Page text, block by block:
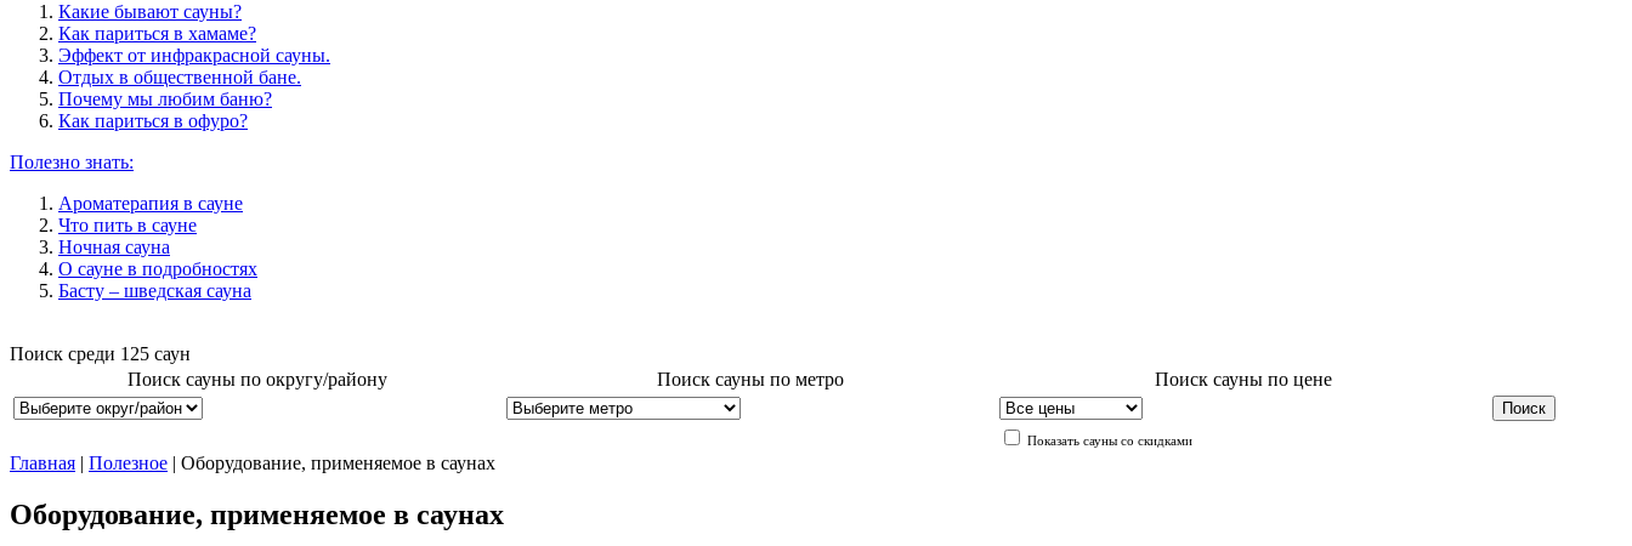
Какие бывают сауны?
Как париться в хамаме?
Эффект от инфракрасной сауны.
Отдых в общественной бане.
Почему мы любим баню?
Как париться в офуро?
Полезно знать:
Ароматерапия в сауне
Что пить в сауне
Ночная сауна
О сауне в подробностях
Басту – шведская сауна
Поиск среди 125 саун
Поиск сауны по округу/району
Поиск сауны по метро Поиск сауны по цене
Показать сауны со скидками
Главная | Полезное | Оборудование, применяемое в саунах
Оборудование, применяемое в саунах